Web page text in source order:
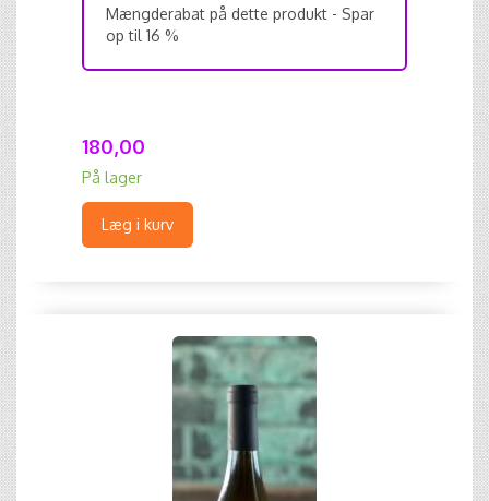
Mængderabat på dette produkt - Spar
op til 16 %
180,00
På lager
Læg i kurv